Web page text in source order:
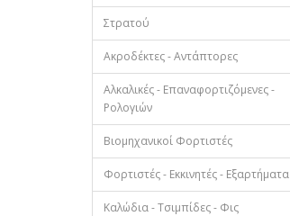
Στρατού
Ακροδέκτες - Αντάπτορες
Αλκαλικές - Επαναφορτιζόμενες -
Ρολογιών
Βιομηχανικοί Φορτιστές
Φορτιστές - Εκκινητές - Εξαρτήματα
Καλώδια - Τσιμπίδες - Φις